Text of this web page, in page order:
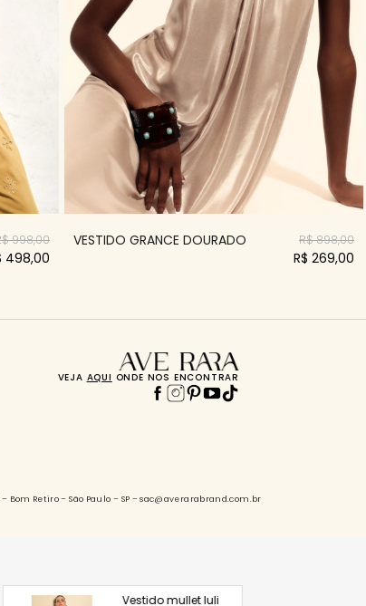
998,00
498,00
VESTIDO GRANCE DOURADO R$ 898,00
R$ 269,00
VEJA AQUI ONDE NOS ENCONTRAR
– Bom Retiro – São Paulo – SP – sac@averarabrand.com.br